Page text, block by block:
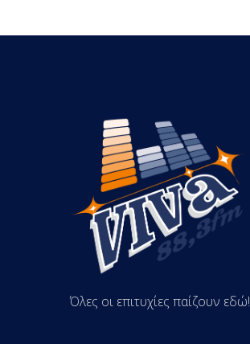
Όλες οι επιτυχίες παίζουν εδώ!